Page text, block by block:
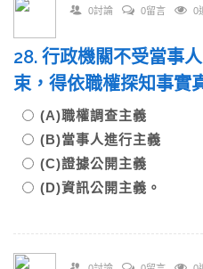
0討論 0留言 0
28. 行政機關不受當事
束，得依職權探知事實
(A)職權調查主義
(B)當事人進行主義
(C)證據公開主義
(D)資訊公開主義。